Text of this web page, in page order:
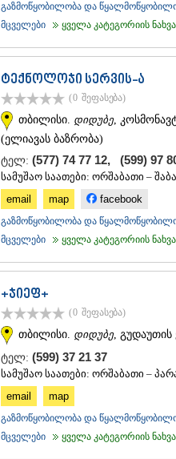
გაზმოწყობილობა და
მცველები
ყველა კატეგორიის ნახვა
ტექნოლოჯი სერვის-ა
(0 შეფასება)
თბილისი. დიდუბე ,
(ელიავას ბაზრობა)
ტელ: (577) 74 77 12, (599) 97
სამუშაო საათები: ორშაბათი –
email
map facebook
გაზმოწყობილობა და
მცველები
ყველა კატეგორიის ნახვა
+ჯიეფ+
(0 შეფასება)
თბილისი. დიდუბე , გუდაუთის
ტელ: (599) 37 21 37
სამუშაო საათები: ორშაბათი –
email
map
გაზმოწყობილობა და
მცველები
ყველა კატეგორიის ნახვა